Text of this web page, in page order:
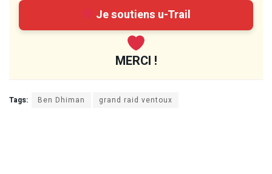
Je soutiens u-Trail
MERCI !
Tags: Ben Dhiman grand raid ventoux